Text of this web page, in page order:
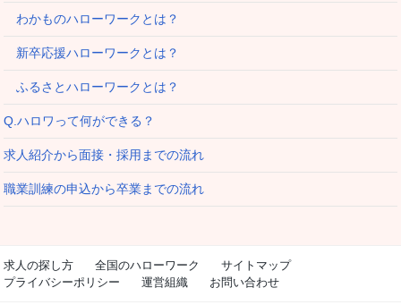
わかものハローワークとは？
新卒応援ハローワークとは？
ふるさとハローワークとは？
Q.ハロワって何ができる？
求人紹介から面接・採用までの流れ
職業訓練の申込から卒業までの流れ
求人の探し方 全国のハローワーク
サイトマップ
プライバシーポリシー
運営組織 お問い合わせ